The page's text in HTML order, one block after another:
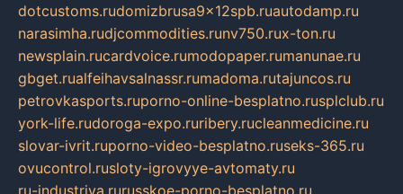
dotcustoms.rudomizbrusa9x12spb.ruautodamp.ru
narasimha.rudjcommodities.runv750.rux-ton.ru
newsplain.rucardvoice.rumodopaper.rumanunae.ru
gbget.rualfeihavsalnassr.rumadoma.rutajuncos.ru
petrovkasports.ruporno-online-besplatno.rusplclub.ru
york-life.rudoroga-expo.ruribery.rucleanmedicine.ru
slovar-ivrit.ruporno-video-besplatno.ruseks-365.ru
ovucontrol.rusloty-igrovyye-avtomaty.ru
ru-industriya.rurusskoe-porno-besplatno.ru